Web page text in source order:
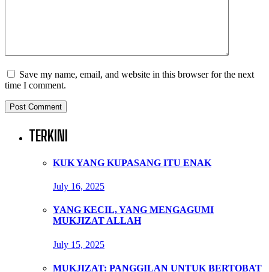
Save my name, email, and website in this browser for the next
time I comment.
TERKINI
KUK YANG KUPASANG ITU ENAK
July 16, 2025
YANG KECIL, YANG MENGAGUMI
MUKJIZAT ALLAH
July 15, 2025
MUKJIZAT: PANGGILAN UNTUK BERTOBAT